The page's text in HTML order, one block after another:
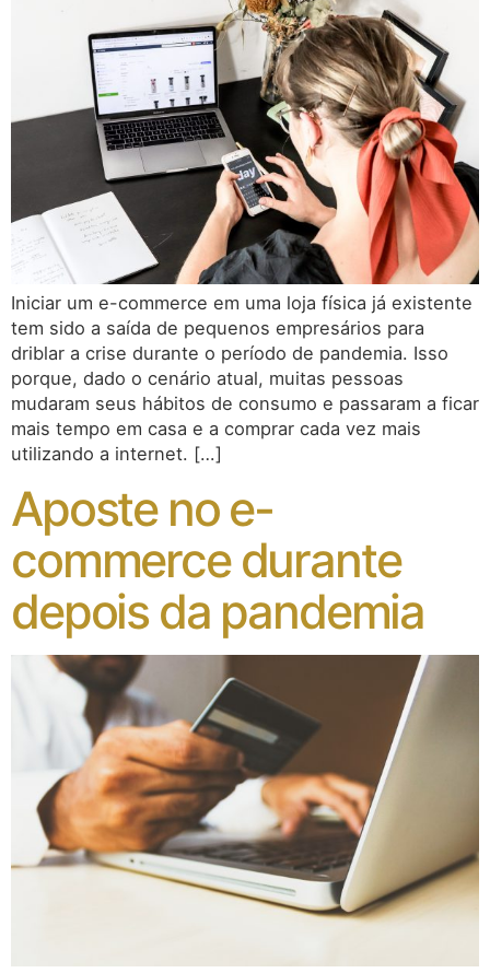
Iniciar um e-commerce em uma loja física já existente
tem sido a saída de pequenos empresários para
driblar a crise durante o período de pandemia. Isso
porque, dado o cenário atual, muitas pessoas
mudaram seus hábitos de consumo e passaram a ficar
mais tempo em casa e a comprar cada vez mais
utilizando a internet. […]
Aposte no e-
commerce durante
depois da pandemia